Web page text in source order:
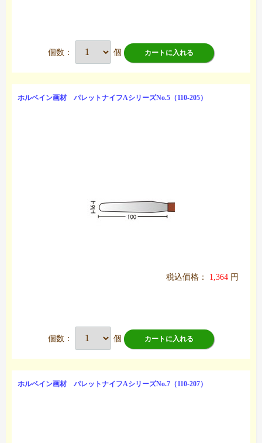
個数： 個 カートに入れる
ホルベイン画材 パレットナイフAシリーズNo.5（110-205）
税込価格： 1,364 円
個数： 個 カートに入れる
ホルベイン画材 パレットナイフAシリーズNo.7（110-207）